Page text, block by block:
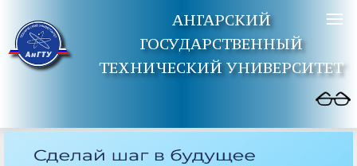
АНГАРСКИЙ
ГОСУДАРСТВЕННЫЙ
ТЕХНИЧЕСКИЙ УНИВЕРСИТЕТ